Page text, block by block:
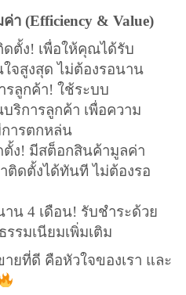
า (Efficiency & Value)
ตั้ง! เพื่อให้คุณได้รับ
จสูงสุด ไม่ต้องรอนาน
รลูกค้า! ใช้ระบบ
ริการลูกค้า เพื่อความ
ารตกหล่น
ง! มีสต็อกสินค้ามูลค่า
ติดตั้งได้ทันที ไม่ต้องรอ
าน 4 เดือน! รับชำระด้วย
รมเนียมเพิ่มเติม
ายที่ดี คือหัวใจของเรา และ